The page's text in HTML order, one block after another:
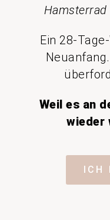
Ein 28-
Weil es an
wieder
ICH